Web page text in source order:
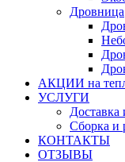
Дровница
АКЦИИ на
УСЛУГИ
Доставка
Сборка и
КОНТАКТЫ
ОТЗЫВЫ